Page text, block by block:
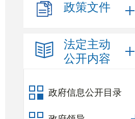
政策文件
法定主动
公开内容
政府信息公开目录